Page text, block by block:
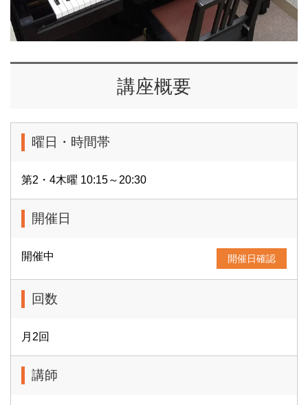
講座概要
曜日・時間帯
第2・4木曜 10:15～20:30
開催日
開催中 開催日確認
回数
月2回
講師